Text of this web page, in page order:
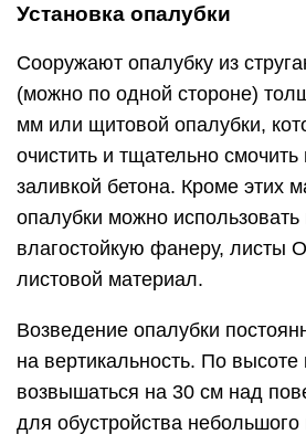
Установка опалубки
Сооружают опалубку из
(можно по одной стороне)
мм или щитовой опалубки,
очистить и тщательно
заливкой бетона. Кроме этих
опалубки можно
влагостойкую фанеру, листы
листовой материал.
Возведение опалубки
на вертикальность. По высоте
возвышаться на 30 см над
для обустройства